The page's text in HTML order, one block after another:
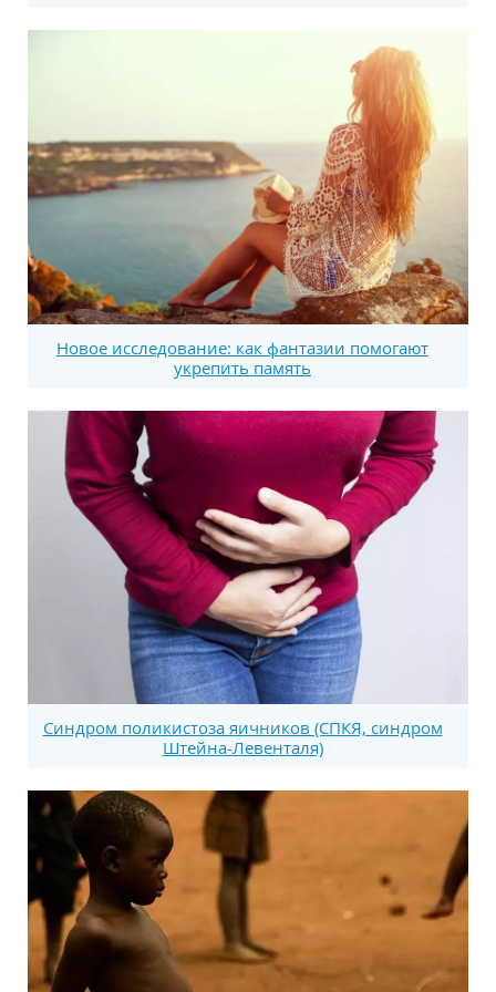
Новое исследование: как фантазии помогают
укрепить память
Синдром поликистоза яичников (СПКЯ, синдром
Штейна-Левенталя)